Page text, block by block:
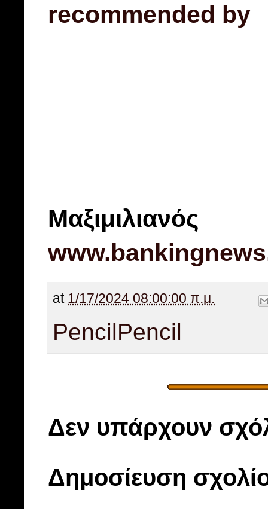
recommended by
Μαξιμιλιανός
at 1/17/2024 08:00:00 π.μ.
PencilPencil
Δεν υπάρχουν
Δημοσίευση